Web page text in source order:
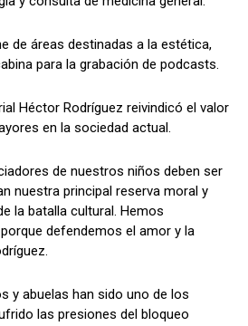
de áreas destinadas a la estética,
para la grabación de podcasts.
Héctor Rodríguez reivindicó el valor
en la sociedad actual.
de nuestros niños deben ser
nuestra principal reserva moral y
la batalla cultural. Hemos
defendemos el amor y la
y abuelas han sido uno de los
las presiones del bloqueo